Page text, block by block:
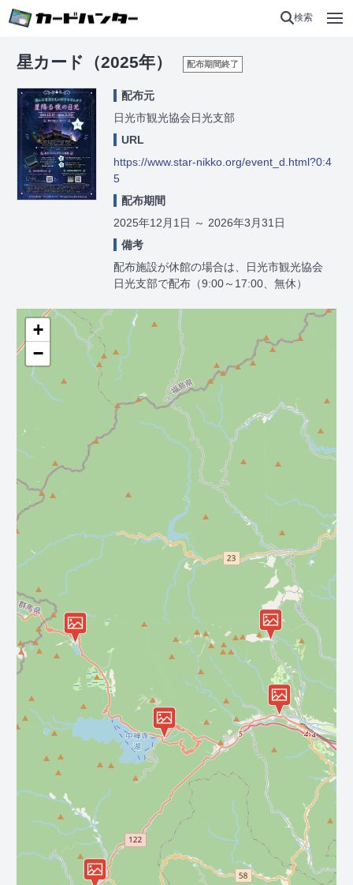
検索
星カード（2025年） 配布期間終了
配布元
日光市観光協会日光支部
URL
https://www.star-nikko.org/event_d.html?0:4
5
配布期間
2025年12月1日 ～ 2026年3月31日
備考
配布施設が休館の場合は、日光市観光協会
日光支部で配布（9:00～17:00、無休）
+
−